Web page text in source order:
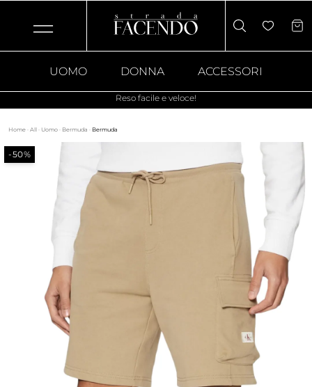
UOMO DONNA ACCESSORI
Reso facile e veloce!
Home · All · Uomo · Bermuda · Bermuda
-50%